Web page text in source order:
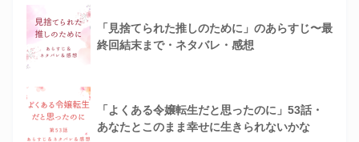
「見捨てられた推しのために」のあらすじ〜最
終回結末まで・ネタバレ・感想
「よくある令嬢転生だと思ったのに」53話・
あなたとこのまま幸せに生きられないかな